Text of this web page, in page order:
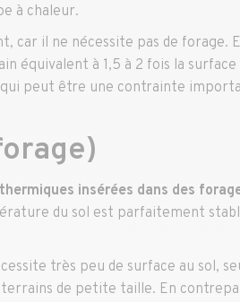
à chaleur.
car il ne nécessite pas de forage.
équivalent à 1,5 à 2 fois la
peut être une contrainte
insérées dans des
du sol est parfaitement
très peu de surface au sol,
de petite taille. En